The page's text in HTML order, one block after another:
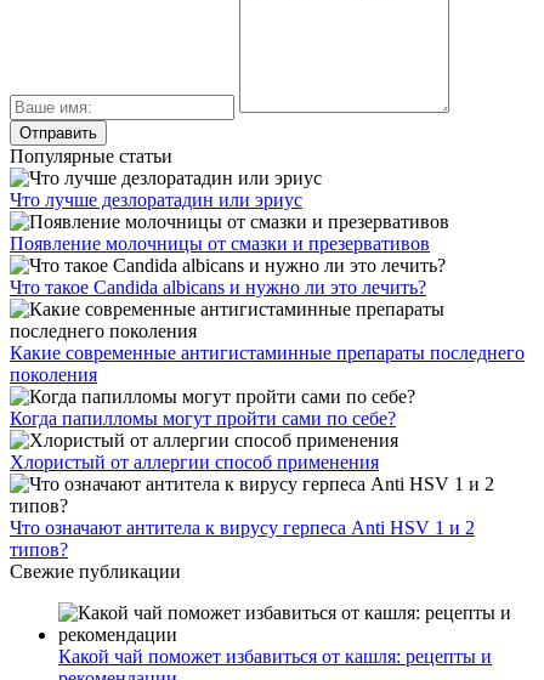
Популярные статьи
Что лучше дезлоратадин или эриус
Появление молочницы от смазки и презервативов
Что такое Candida albicans и нужно ли это лечить?
Какие современные антигистаминные препараты последнего
поколения
Когда папилломы могут пройти сами по себе?
Хлористый от аллергии способ применения
Что означают антитела к вирусу герпеса Anti HSV 1 и 2
типов?
Свежие публикации
Какой чай поможет избавиться от кашля: рецепты и